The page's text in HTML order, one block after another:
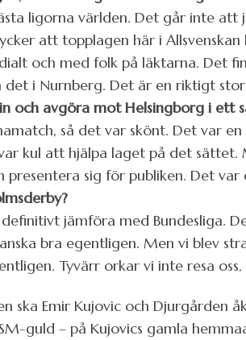
ligorna världen. Det går inte
att topplagen här i
och med folk på läktarna. Det
det i Nurnberg. Det är en riktigt
och avgöra mot Helsingborg i ett
så det var skönt. Det var
kul att hjälpa laget på det
presentera sig för publiken. Det
jämföra med Bundesliga.
bra egentligen. Men vi blev
Tyvärr orkar vi inte resa
ska Emir Kujovic och
guld – på Kujovics gamla